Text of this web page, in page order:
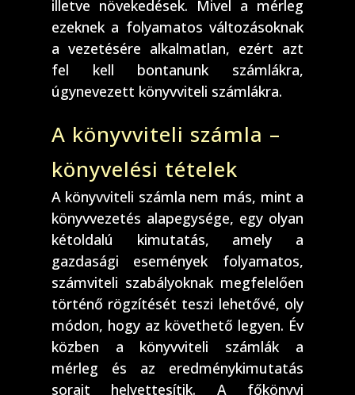
illetve növekedések. Mivel a mérleg
ezeknek a folyamatos változásoknak
a vezetésére alkalmatlan, ezért azt
fel kell bontanunk számlákra,
úgynevezett könyvviteli számlákra.
A könyvviteli számla –
könyvelési tételek
A könyvviteli számla nem más, mint a
könyvvezetés alapegysége, egy olyan
kétoldalú kimutatás, amely a
gazdasági események folyamatos,
számviteli szabályoknak megfelelően
történő rögzítését teszi lehetővé, oly
módon, hogy az követhető legyen. Év
közben a könyvviteli számlák a
mérleg és az eredménykimutatás
sorait helyettesítik. A főkönyvi